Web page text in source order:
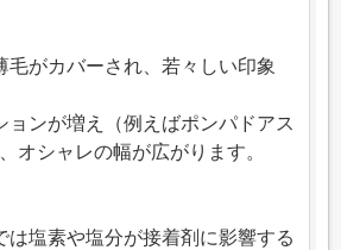
毛がカバーされ、若々しい印象
ョンが増え（例えばポンパドアス
オシャレの幅が広がります。
は塩素や塩分が接着剤に影響する